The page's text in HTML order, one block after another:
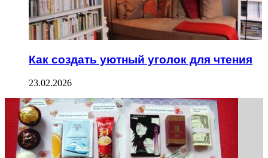
Как создать уютный уголок для чтения
23.02.2026